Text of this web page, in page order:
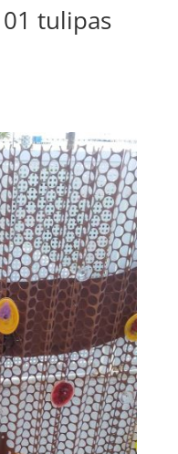
tulipas